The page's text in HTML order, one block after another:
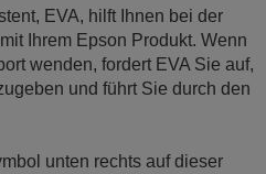
EVA, hilft Ihnen bei der
Ihrem Epson Produkt. Wenn
wenden, fordert EVA Sie auf,
und führt Sie durch den
unten rechts auf dieser